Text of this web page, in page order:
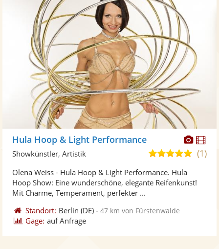
Hula Hoop & Light Performance
5,0(1)
Showkünstler, Artistik
Olena Weiss - Hula Hoop & Light Performance. Hula
Hoop Show: Eine wunderschöne, elegante Reifenkunst!
Mit Charme, Temperament, perfekter ...
Standort: Berlin (DE) -47 km von Fürstenwalde
Gage: auf Anfrage